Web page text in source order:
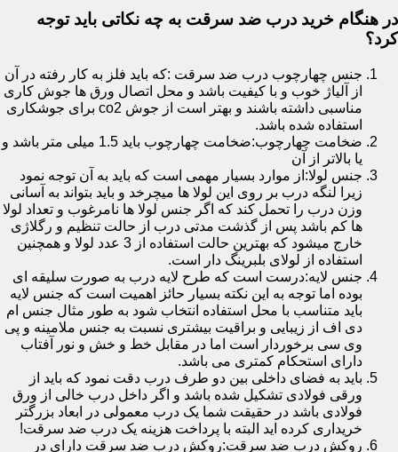
در هنگام خرید درب ضد سرقت به چه نکاتی باید توجه
کرد؟
جنس چهارچوب درب ضد سرقت :که باید فلز به کار رفته در آن
از آلیاژ خوب و با کیفیت باشد و محل اتصال ورق ها جوش کاری
مناسبی داشته باشند و بهتر است از جوش co2 برای جوشکاری
استفاده شده باشد.
ضخامت چهارچوب:ضخامت چهارچوب باید 1.5 میلی متر باشد و
یا بالاتر از آن
جنس لولا:از موارد بسیار مهمی است که باید به آن توجه نمود
زیرا لنگه درب بر روی این لولا ها میچرخد و باید بتواند به آسانی
وزن درب را تحمل کند که اگر جنس لولا ها نامرغوب و تعداد لولا
ها کم باشد پس از گذشت مدتی درب از حالت تنظیم و رگلاژی
خارج میشود که بهترین حالت استفاده از 3 عدد لولا و همچنین
استفاده از لولای بلبرینگ دار است.
جنس لایه:درست است که طرح لایه درب به صورت سلیقه ای
بوده اما توجه به این نکته بسیار حائز اهمیت است که جنس لایه
باید متناسب با محل استفاده انتخاب شود به طور مثال جنس ام
دی اف از زیبایی و براقیت بیشتری نسبت به جنس ملامینه و پی
وی سی برخوردار است اما در مقابل خط و خش و نور آفتاب
دارای استحکام کمتری می باشد.
باید به فضای داخلی بین دو طرف درب دقت نمود که باید از
ورقی فولادی تشکیل شده باشد و اگر داخل درب خالی از ورق
فولادی باشد در حقیقت شما یک درب معمولی در ابعاد بزرگتر
خریداری کرده اید البته با پرداخت هزینه یک درب ضد سرقت!
روکش درب ضد سرقت:روکش درب ضد سرقت دارای در